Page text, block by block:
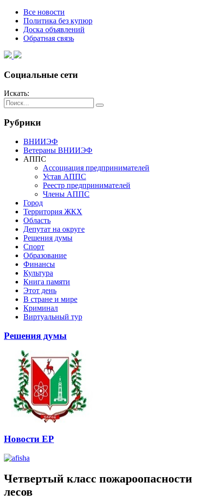
Все новости
Политика без купюр
Доска объявлений
Обратная связь
Социальные сети
Искать:
Рубрики
ВНИИЭФ
Ветераны ВНИИЭФ
АППС
Ассоциация предпринимателей
Устав АППС
Реестр предпринимателей
Члены АППС
Город
Территория ЖКХ
Область
Депутат на округе
Решения думы
Спорт
Образование
Финансы
Культура
Книга памяти
Этот день
В стране и мире
Криминал
Виртуальный тур
Решения думы
Новости ЕР
Четвертый класс пожароопасности
лесов